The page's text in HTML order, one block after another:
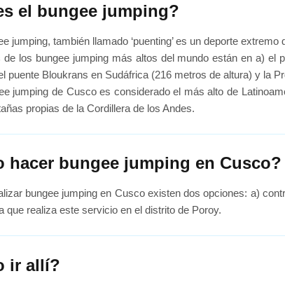
el bungee jumping?
jumping, también llamado ‘puenting’ es un deporte
de los bungee jumping más altos del mundo están en a)
puente Bloukrans en Sudáfrica (216 metros de altura) y la
jumping de Cusco es considerado el más alto de
propias de la Cordillera de los Andes.
hacer bungee jumping en Cusco?
bungee jumping en Cusco existen dos opciones: a)
que realiza este servicio en el distrito de Poroy.
ir allí?